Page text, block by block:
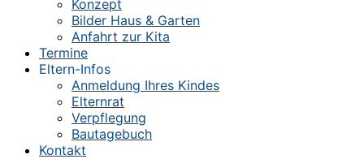
Konzept
Bilder Haus & Garten
Anfahrt zur Kita
Termine
Eltern-Infos
Anmeldung Ihres Kindes
Elternrat
Verpflegung
Bautagebuch
Kontakt